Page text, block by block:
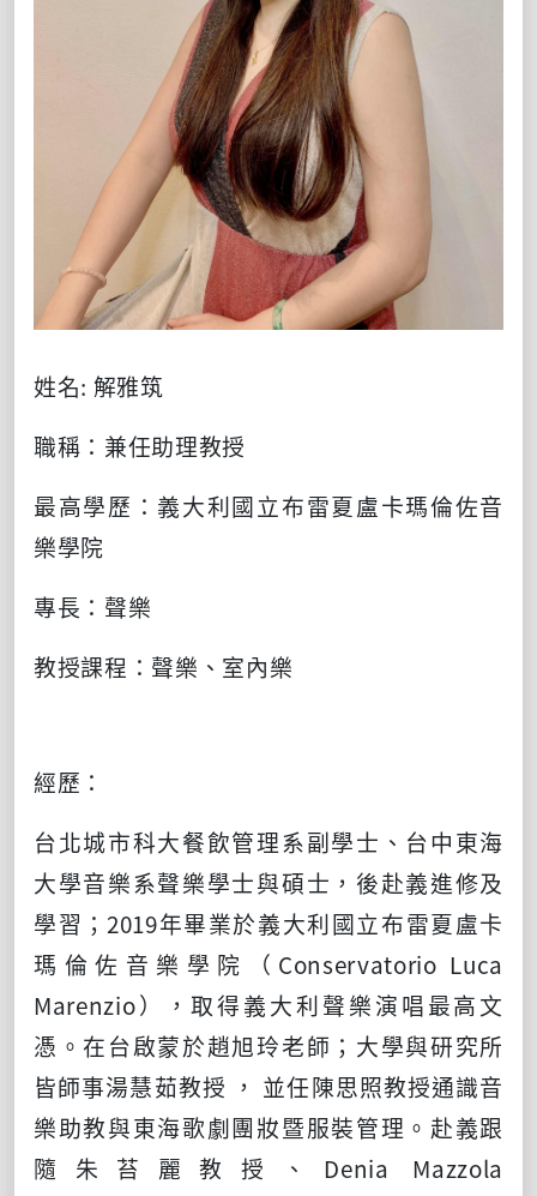
姓名: 解雅筑
職稱：兼任助理教授
最高學歷：義⼤利國立布雷夏盧卡瑪倫佐⾳
樂學院
專長：聲樂
教授課程：聲樂、室內樂
經歷：
台北城市科⼤餐飲管理系副學⼠、台中東海
⼤學⾳樂系聲樂學⼠與碩⼠，後赴義進修及
學習； 2019年畢業於義⼤利國立布雷夏盧卡
瑪倫佐⾳樂學院（Conservatorio Luca
Marenzio），取得義⼤利聲樂演唱最⾼⽂
憑。在台啟蒙於趙旭玲老師；⼤學與研究所
皆師事湯慧茹教授 ， 並任陳思照教授通識⾳
樂助教與東海歌劇團妝暨服裝管理。赴義跟
隨朱苔麗教授、 Denia Mazzola